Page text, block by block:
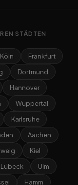
STÄDTEN
Köln
Frankfurt
Dortmund
Hannover
Wuppertal
Karlsruhe
Aachen
Kiel
Lübeck
Ulm
Hamm